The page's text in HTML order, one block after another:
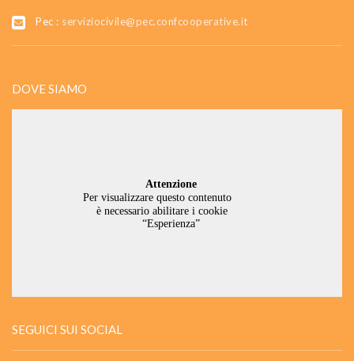
Pec : serviziocivile@pec.confcooperative.it
DOVE SIAMO
SEGUICI SUI SOCIAL